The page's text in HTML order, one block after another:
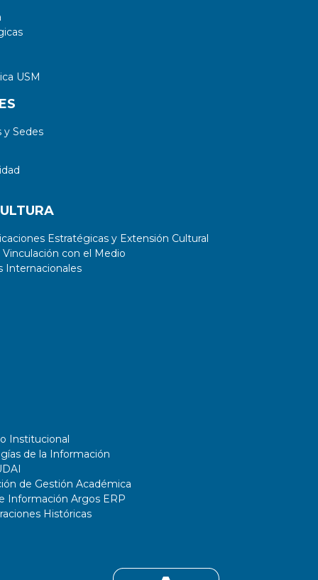
USM
Sedes
Estratégicas y Extensión Cultural
con el Medio
Internacionales
Institucional
de la Información
de Gestión Académica
Información Argos ERP
Históricas